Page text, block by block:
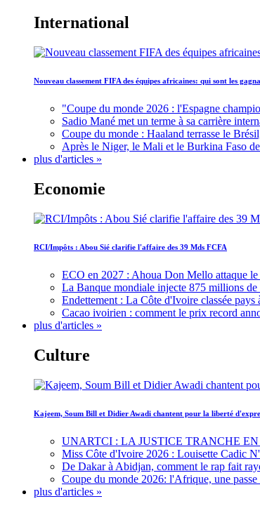
International
Nouveau classement FIFA des équipes africaines: qui sont les
"Coupe du monde 2026 : l'Espagne
Sadio Mané met un terme à sa carrière
Coupe du monde : Haaland terrasse le
Après le Niger, le Mali et le Burkina Faso
plus d'articles »
Economie
RCI/Impôts : Abou Sié clarifie l'affaire des 39 Mds FCFA
ECO en 2027 : Ahoua Don Mello attaque
La Banque mondiale injecte 875 millions
Endettement : La Côte d'Ivoire classée pays
Cacao ivoirien : comment le prix record
plus d'articles »
Culture
Kajeem, Soum Bill et Didier Awadi chantent pour la liberté
UNARTCI : LA JUSTICE TRANCHE
Miss Côte d'Ivoire 2026 : Louisette Cadic
De Dakar à Abidjan, comment le rap fait
Coupe du monde 2026: l'Afrique, une
plus d'articles »